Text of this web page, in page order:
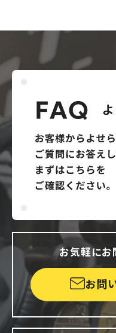
お気軽に
お問